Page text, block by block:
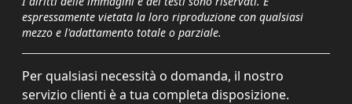
espressamente vietata la loro riproduzione con qualsiasi
mezzo e l'adattamento totale o parziale.
Per qualsiasi necessità o domanda, il nostro
servizio clienti è a tua completa disposizione.